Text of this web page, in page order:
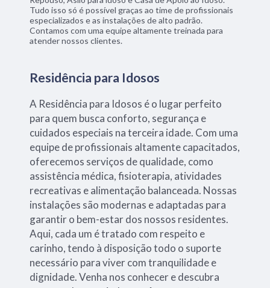
Tudo isso só é possível graças ao time de profissionais
especializados e as instalações de alto padrão.
Contamos com uma equipe altamente treinada para
atender nossos clientes.
Residência para Idosos
A Residência para Idosos é o lugar perfeito
para quem busca conforto, segurança e
cuidados especiais na terceira idade. Com uma
equipe de profissionais altamente capacitados,
oferecemos serviços de qualidade, como
assistência médica, fisioterapia, atividades
recreativas e alimentação balanceada. Nossas
instalações são modernas e adaptadas para
garantir o bem-estar dos nossos residentes.
Aqui, cada um é tratado com respeito e
carinho, tendo à disposição todo o suporte
necessário para viver com tranquilidade e
dignidade. Venha nos conhecer e descubra